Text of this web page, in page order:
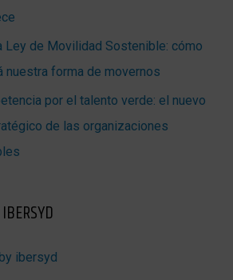
Ley de Movilidad Sostenible: cómo
nuestra forma de movernos
por el talento verde: el nuevo
de las organizaciones
ibersyd